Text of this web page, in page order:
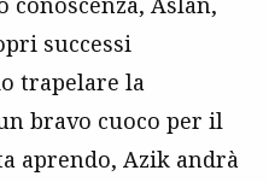
successi
trapelare la
bravo cuoco per il
aprendo, Azik andrà